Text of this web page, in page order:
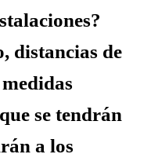
distancias de
se tendrán
a los